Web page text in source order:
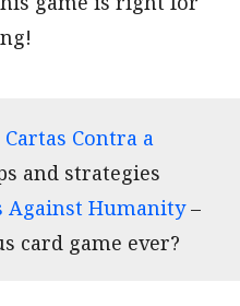
Contra a
and strategies
Against Humanity–
card game ever?